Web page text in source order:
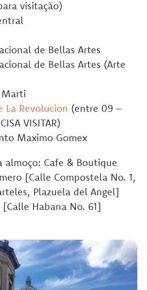
visitação)
de Bellas Artes
de Bellas Artes (Arte
Marti
La Revolucion (entre 09 –
VISITAR)
Maximo Gomex
almoço: Cafe & Boutique
[Calle Compostela No. 1,
Plazuela del Angel]
[Calle Habana No. 61]